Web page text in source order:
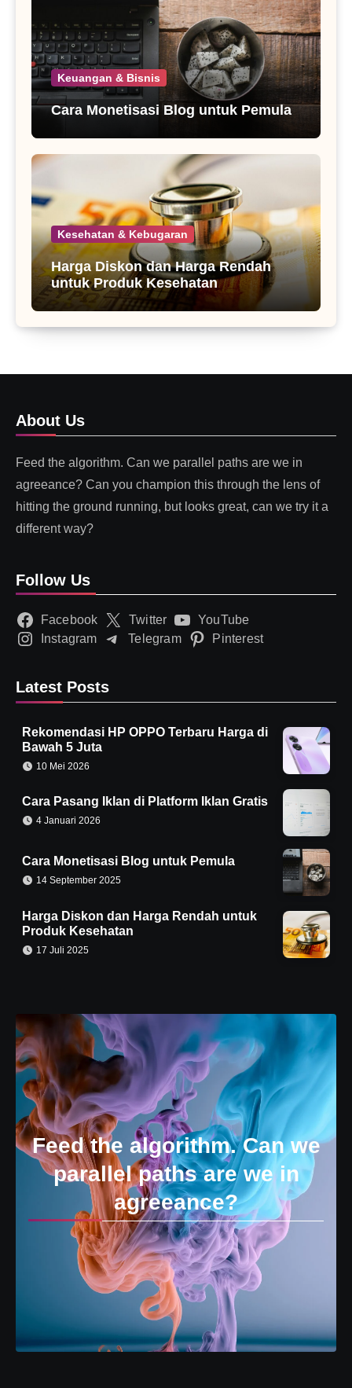
Keuangan & Bisnis
Cara Monetisasi Blog untuk Pemula
Kesehatan & Kebugaran
Harga Diskon dan Harga Rendah
untuk Produk Kesehatan
About Us
Feed the algorithm. Can we parallel paths are we in
agreeance? Can you champion this through the lens of
hitting the ground running, but looks great, can we try it a
different way?
Follow Us
Facebook Twitter
YouTube
Instagram
Telegram Pinterest
Latest Posts
Rekomendasi HP OPPO Terbaru Harga di
Bawah 5 Juta
10 Mei 2026
Cara Pasang Iklan di Platform Iklan Gratis
4 Januari 2026
Cara Monetisasi Blog untuk Pemula
14 September 2025
Harga Diskon dan Harga Rendah untuk
Produk Kesehatan
17 Juli 2025
Feed the algorithm. Can we
parallel paths are we in
agreeance?